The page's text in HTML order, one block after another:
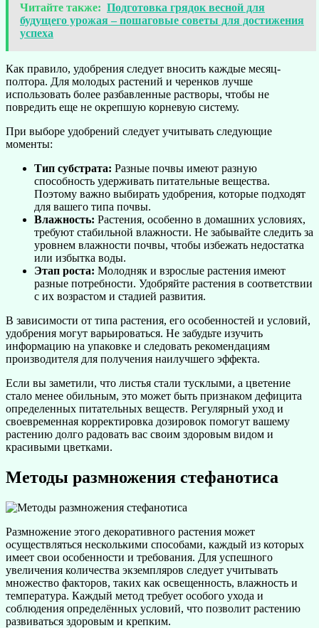
Читайте также: Подготовка грядок весной для
будущего урожая – пошаговые советы для достижения
успеха
Как правило, удобрения следует вносить каждые месяц-
полтора. Для молодых растений и черенков лучше
использовать более разбавленные растворы, чтобы не
повредить еще не окрепшую корневую систему.
При выборе удобрений следует учитывать следующие
моменты:
Тип субстрата: Разные почвы имеют разную
способность удерживать питательные вещества.
Поэтому важно выбирать удобрения, которые подходят
для вашего типа почвы.
Влажность: Растения, особенно в домашних условиях,
требуют стабильной влажности. Не забывайте следить за
уровнем влажности почвы, чтобы избежать недостатка
или избытка воды.
Этап роста: Молодняк и взрослые растения имеют
разные потребности. Удобряйте растения в соответствии
с их возрастом и стадией развития.
В зависимости от типа растения, его особенностей и условий,
удобрения могут варьироваться. Не забудьте изучить
информацию на упаковке и следовать рекомендациям
производителя для получения наилучшего эффекта.
Если вы заметили, что листья стали тусклыми, а цветение
стало менее обильным, это может быть признаком дефицита
определенных питательных веществ. Регулярный уход и
своевременная корректировка дозировок помогут вашему
растению долго радовать вас своим здоровым видом и
красивыми цветками.
Методы размножения стефанотиса
Размножение этого декоративного растения может
осуществляться несколькими способами, каждый из которых
имеет свои особенности и требования. Для успешного
увеличения количества экземпляров следует учитывать
множество факторов, таких как освещенность, влажность и
температура. Каждый метод требует особого ухода и
соблюдения определённых условий, что позволит растению
развиваться здоровым и крепким.